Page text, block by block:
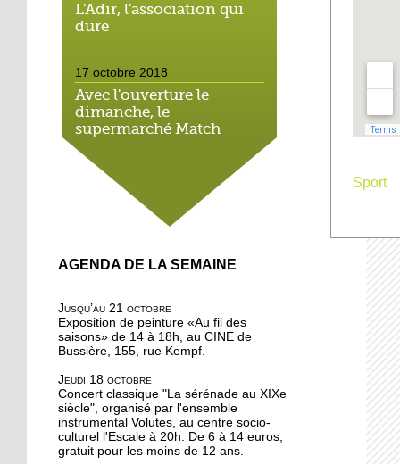
L'Adir, l'association qui
dure
17 octobre 2018
Avec l'ouverture le
dimanche, le
supermarché Match
néglige le droit local
16 octobre 2018
On a testé pour vous : la
marche méditative dans
Au nord de la Robertsau,
on apprend à méditer
Bouffée d'oxygène aux
jardins partagés de la
Robertsau
16 octobre 2018
AGENDA DE LA SEMAINE
Jusqu’au 21 octobre
Exposition de peinture «Au fil des
saisons» de 14 à 18h, au CINE de
Bussière, 155, rue Kempf.
Jeudi 18 octobre
Concert classique "La sérénade au XIXe
siècle", organisé par l'ensemble
instrumental Volutes, au centre socio-
culturel l'Escale à 20h. De 6 à 14 euros,
gratuit pour les moins de 12 ans.
Sport